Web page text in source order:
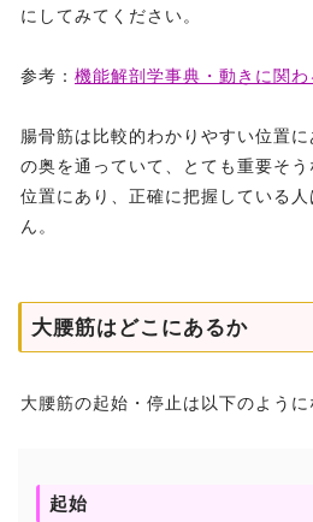
にしてみてください。
参考： 機能解剖学事典・動きに関
腸骨筋は比較的わかりやすい位置
の奥を通っていて、とても重要そ
位置にあり、正確に把握している
ん。
大腰筋はどこにあるか
大腰筋の起始・停止は以下のように
起始